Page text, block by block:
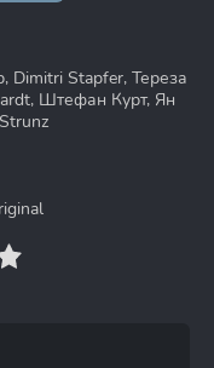
Dimitri Stapfer, Тереза
Штефан Курт, Ян